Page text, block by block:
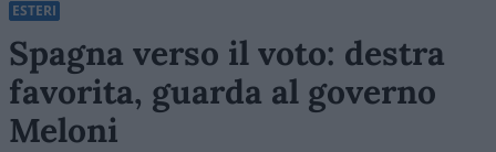
ESTERI
Spagna verso il voto: destra
favorita, guarda al governo
Meloni